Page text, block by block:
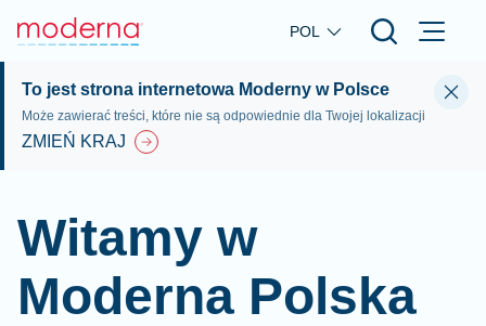
Skip to main content
POL
To jest strona internetowa Moderny w Polsce
Może zawierać treści, które nie są odpowiednie dla Twojej lokalizacji
ZMIEŃ KRAJ
Witamy w
Moderna Polska